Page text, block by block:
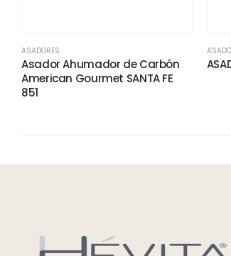
ASADORES
Asador Ahumador de Carbón
American Gourmet SANTA FE
851